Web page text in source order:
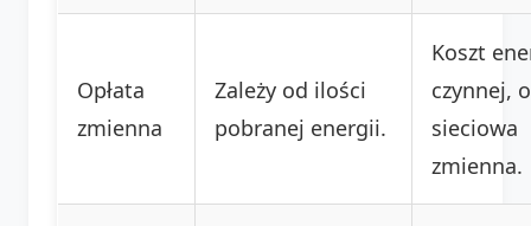
Opłata
zmienna
Zależy od ilości
pobranej energii.
Koszt
czynnej,
sieciowa
zmienna.